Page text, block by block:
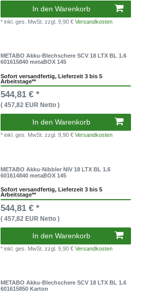
In den Warenkorb
* inkl. ges. MwSt.zzgl. 9,90 €Versandkosten
METABO Akku-Blechschere SCV 18 LTX BL 1.6
601615840 metaBOX 145
Sofort versandfertig, Lieferzeit 3 bis 5
Arbeitstage**
544,81 € *
( 457,82 EUR Netto )
In den Warenkorb
* inkl. ges. MwSt.zzgl. 9,90 €Versandkosten
METABO Akku-Nibbler NIV 18 LTX BL 1.6
601614840 metaBOX 145
Sofort versandfertig, Lieferzeit 3 bis 5
Arbeitstage**
544,81 € *
( 457,82 EUR Netto )
In den Warenkorb
* inkl. ges. MwSt.zzgl. 9,90 €Versandkosten
METABO Akku-Blechschere SCV 18 LTX BL 1.6
601615850 Karton